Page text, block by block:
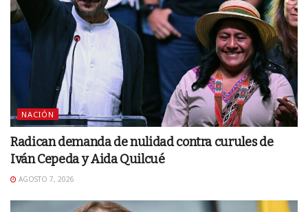
NACIÓN
Radican demanda de nulidad contra curules de
Iván Cepeda y Aida Quilcué
AGOSTO 7, 2026